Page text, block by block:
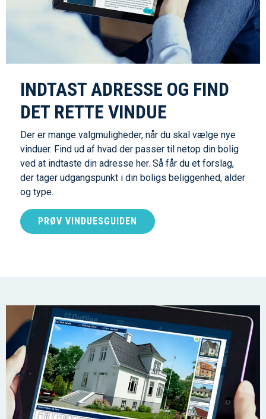
INDTAST ADRESSE OG FIND
DET RETTE VINDUE
Der er mange valgmuligheder, når du skal vælge nye
vinduer. Find ud af hvad der passer til netop din bolig
ved at indtaste din adresse her. Så får du et forslag,
der tager udgangspunkt i din boligs beliggenhed, alder
og type.
PRØV VINDUESGUIDEN